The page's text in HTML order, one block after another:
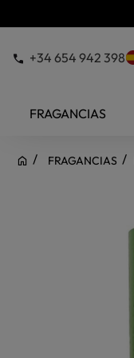
+34 654 942 398
FRAGANCIAS
FRAGANCIAS